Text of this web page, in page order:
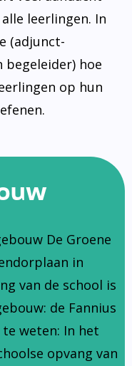
leerlingen. In
(adjunct-
hoe
op hun
De Groene
in
van de school is
de Fannius
weten: In het
opvang van